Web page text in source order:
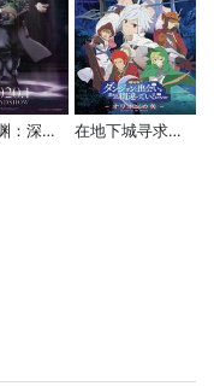
来自深渊：深魂的黎明 在地下城寻求邂逅是否搞错了什么：俄里翁之箭